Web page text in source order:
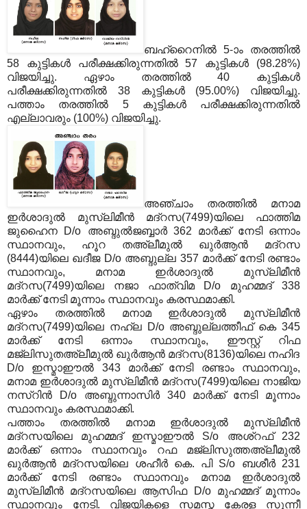
ബഹ്‌റൈനില്‍ 5-ാം തരത്തില്‍
58 കുട്ടികള്‍ പരീക്ഷക്കിരുന്നതില്‍ 57 കുട്ടികള്‍ (98.28%)
വിജയിച്ചു. ഏഴാം തരത്തില്‍ 40 കുട്ടികള്‍
പരീക്ഷക്കിരുന്നതില്‍ 38 കുട്ടികള്‍ (95.00%) വിജയിച്ചു.
പത്താം തരത്തില്‍ 5 കുട്ടികള്‍ പരീക്ഷക്കിരുന്നതില്‍
എല്ലാവരും (100%) വിജയിച്ചു.
അഞ്ചാം തരത്തില്‍ മനാമ
ഇര്‍ശാദുല്‍ മുസ്‌ലിമീന്‍ മദ്‌റസ(7499)യിലെ ഫാത്തിമ
ജുഹൈന D/o അബ്ദുല്‍ജബ്ബാര്‍ 362 മാര്‍ക്ക് നേടി ഒന്നാം
സ്ഥാനവും, ഹൂറ തഅ്‌ലീമുല്‍ ഖുര്‍ആന്‍ മദ്‌റസ
(8444)യിലെ ഖദീജ D/o അബ്ദുല്ല 357 മാര്‍ക്ക് നേടി രണ്ടാം
സ്ഥാനവും, മനാമ ഇര്‍ശാദുല്‍ മുസ്‌ലിമീന്‍
മദ്‌റസ(7499)യിലെ നജാ ഫാത്വിമ D/o മുഹമ്മദ് 338
മാര്‍ക്ക് നേടി മൂന്നാം സ്ഥാനവും കരസ്ഥമാക്കി.
ഏഴാം തരത്തില്‍ മനാമ ഇര്‍ശാദുല്‍ മുസ്‌ലിമീന്‍
മദ്‌റസ(7499)യിലെ നഹ്‌ല D/o അബ്ദുല്ലത്തീഫ് കെ 345
മാര്‍ക്ക് നേടി ഒന്നാം സ്ഥാനവും, ഈസ്റ്റ് റിഫ
മജ്‌ലിസുതഅ്‌ലീമുല്‍ ഖുര്‍ആന്‍ മദ്‌റസ(8136)യിലെ നഹിദ
D/o ഇസ്മാഈല്‍ 343 മാര്‍ക്ക് നേടി രണ്ടാം സ്ഥാനവും,
മനാമ ഇര്‍ശാദുല്‍ മുസ്‌ലിമീന്‍ മദ്‌റസ(7499)യിലെ നാജിയ
നസ്‌റിന്‍ D/o അബ്ദുന്നാസിര്‍ 340 മാര്‍ക്ക് നേടി മൂന്നാം
സ്ഥാനവും കരസ്ഥമാക്കി.
പത്താം തരത്തില്‍ മനാമ ഇര്‍ശാദുല്‍ മുസ്‌ലിമീന്‍
മദ്‌റസയിലെ മുഹമ്മദ് ഇസ്മാഈല്‍ S/o അശ്‌റഫ് 232
മാര്‍ക്ക് ഒന്നാം സ്ഥാനവും റഫ മജ്‌ലിസുത്തഅ്‌ലീമുല്‍
ഖുര്‍ആന്‍ മദ്‌റസയിലെ ശഹീര്‍ കെ. പി S/o ബശീര്‍ 231
മാര്‍ക്ക് നേടി രണ്ടാം സ്ഥാനവും മനാമ ഇര്‍ശാദുല്‍
മുസ്‌ലിമീന്‍ മദ്‌റസയിലെ ആസിഫ D/o മുഹമ്മദ് മൂന്നാം
സ്ഥാനവും നേടി. വിജയികളെ സമസ്ത കേരള സുന്നീ